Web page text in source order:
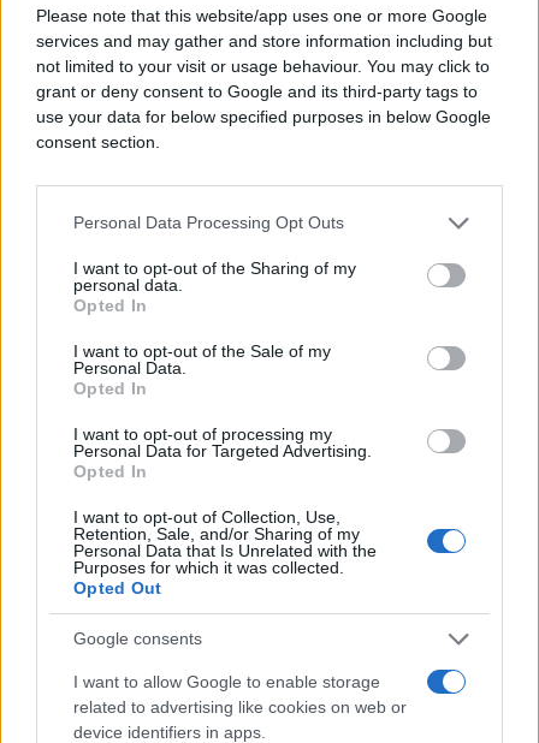
Please note that this website/app uses one or more Google
services and may gather and store information including but
not limited to your visit or usage behaviour. You may click to
grant or deny consent to Google and its third-party tags to
use your data for below specified purposes in below Google
consent section.
Personal Data Processing Opt Outs
I want to opt-out of the Sharing of my
personal data.
Opted In
I want to opt-out of the Sale of my
Personal Data.
Opted In
I want to opt-out of processing my
Personal Data for Targeted Advertising.
Opted In
I want to opt-out of Collection, Use,
Retention, Sale, and/or Sharing of my
Personal Data that Is Unrelated with the
Purposes for which it was collected.
Opted Out
Google consents
I want to allow Google to enable storage
related to advertising like cookies on web or
device identifiers in apps.
može biti znak da unosite mnogo više od
preporučene doze na dnevnom nivou. Osim toga,
važno je da znate da može doći i do napada i
gubitka svijesti.
Ozbiljniji simptomi od navedenih su svakako grčevi
bubrega i pojavljivanje edema u plućima.